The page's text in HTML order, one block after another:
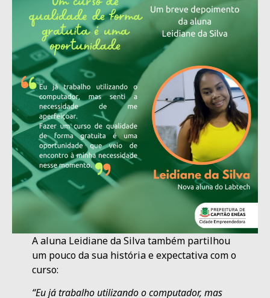
A aluna Leidiane da Silva também partilhou
um pouco da sua história e expectativa com o
curso:
“Eu já trabalho utilizando o computador, mas